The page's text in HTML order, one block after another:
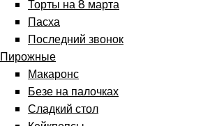
Торты на 8 марта
Пасха
Последний звонок
Пирожные
Макаронс
Безе на палочках
Сладкий стол